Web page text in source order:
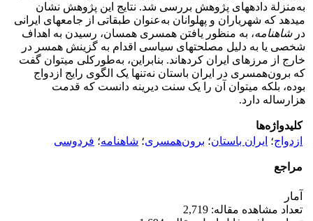
به‌منزلة داده‏های پژوهش بررسی شد. نتایج این پژوهش نشان
می‏دهد که شهریاران و پهلوانان به‌عنوان طبقاتی از جامعه‏ای ایرانی
درشاهنامه، به منظور یافتن همسری همسان، رسیدن به اهداف
شخصی یا به دلیل مصلحت‏های سیاسی اقدام به گزینش همسر در
خارج از مرزهای ایران کرده‏اند. بنابراین، به‌طور‌کلی می‏توان گفت
که برون‌همسری در ایران باستان نه‌تنها یک الگوی رایج ازدواج
بوده، بلکه می‏توان آن را یک سنت دیرینه دانست که قدمت
هزارساله دارد.
کلیدواژه‌ها
ازدواج؛ ایران باستان؛ برون‌همسری؛ شاهنامه؛ فردوسی
مراجع
آمار
تعداد مشاهده مقاله: 2,719